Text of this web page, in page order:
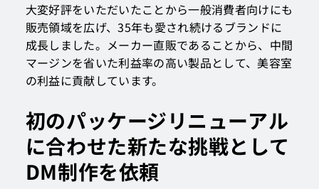
大変好評をいただいたことから一般消費者向けにも
販売領域を広げ、35年も愛され続けるブランドに
成長しました。メーカー直販であることから、中間
マージンを省いた利益率の高い製品として、美容室
の利益に貢献しています。
初のパッケージリニューアル
に合わせた新たな挑戦として
DM制作を依頼